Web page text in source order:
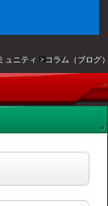
ュニティ コラム（ブログ